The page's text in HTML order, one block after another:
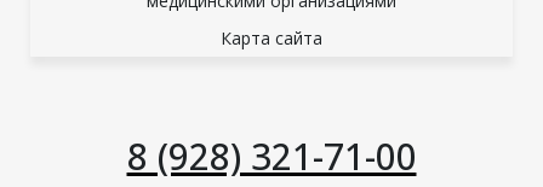
Карта сайта
8 (928) 321-71-00